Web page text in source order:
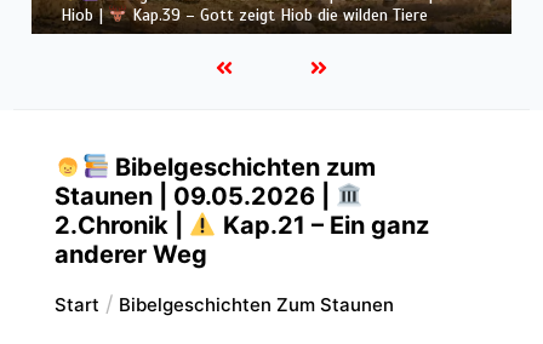
Hiob |
Kap.38 – Gott antwortet aus dem Sturm
Bibelgeschichten zum
Staunen | 09.05.2026 |
2.Chronik |
Kap.21 – Ein ganz
anderer Weg
Start Bibelgeschichten Zum Staunen